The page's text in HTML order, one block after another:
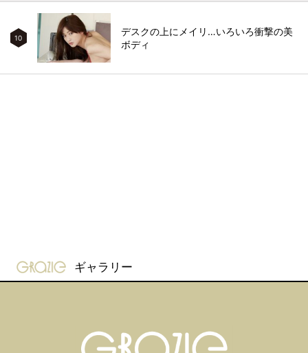
10
デスクの上にメイリ…いろいろ衝撃の美
ボディ
gravure-grazie
ギャラリー